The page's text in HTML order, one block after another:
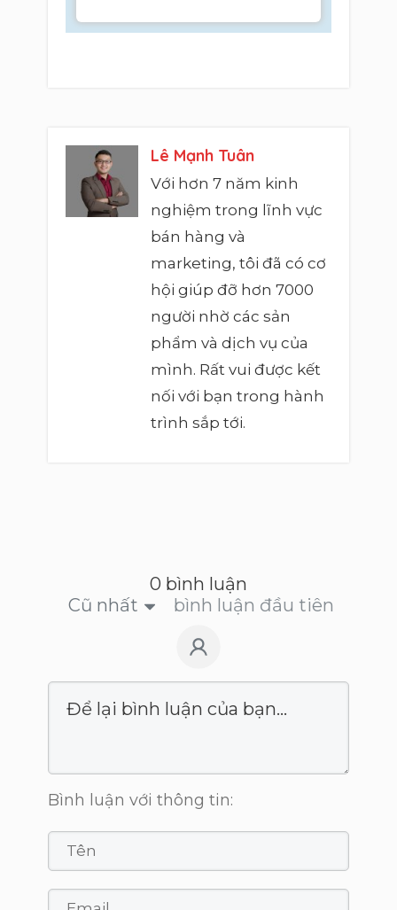
Lê Mạnh Tuân
Với hơn 7 năm kinh
nghiệm trong lĩnh vực
bán hàng và
marketing, tôi đã có cơ
hội giúp đỡ hơn 7000
người nhờ các sản
phẩm và dịch vụ của
mình. Rất vui được kết
nối với bạn trong hành
trình sắp tới.
0 bình luận
Cũ nhất
bình luận đầu tiên
Bình luận với thông tin: